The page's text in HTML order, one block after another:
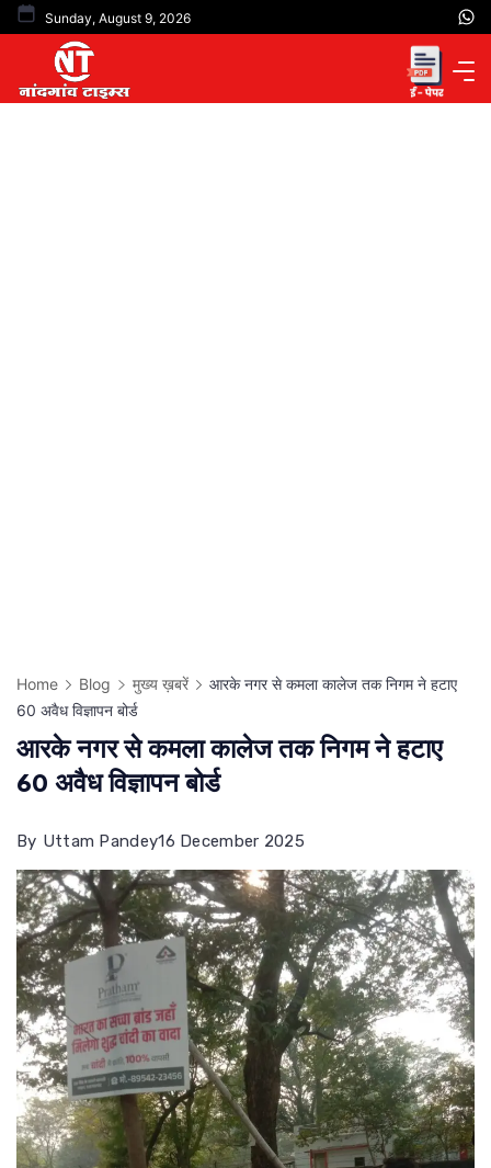
Skip
content
Sunday, August 9, 2026
Home Blog मुख्य ख़बरें
आरके नगर से कमला कालेज तक निगम ने हटाए
60 अवैध विज्ञापन बोर्ड
आरके नगर से कमला कालेज तक निगम ने हटाए
60 अवैध विज्ञापन बोर्ड
By Uttam Pandey16 December 2025